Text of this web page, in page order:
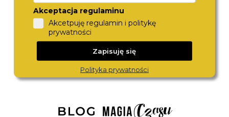
ROAMER
971856 41 45 50
1 290,-
512833 41 45 20
Akceptacja regulaminu
Akcetpuję regulamin i politykę
prywatności
Zapisuję się
Polityka prywatności